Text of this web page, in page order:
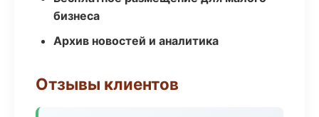
бизнеса
Архив новостей и аналитика
Отзывы клиентов